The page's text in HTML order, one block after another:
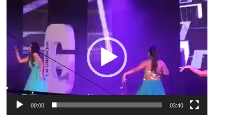
Video
00:00 03:40